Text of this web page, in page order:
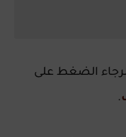
الضغط على
.